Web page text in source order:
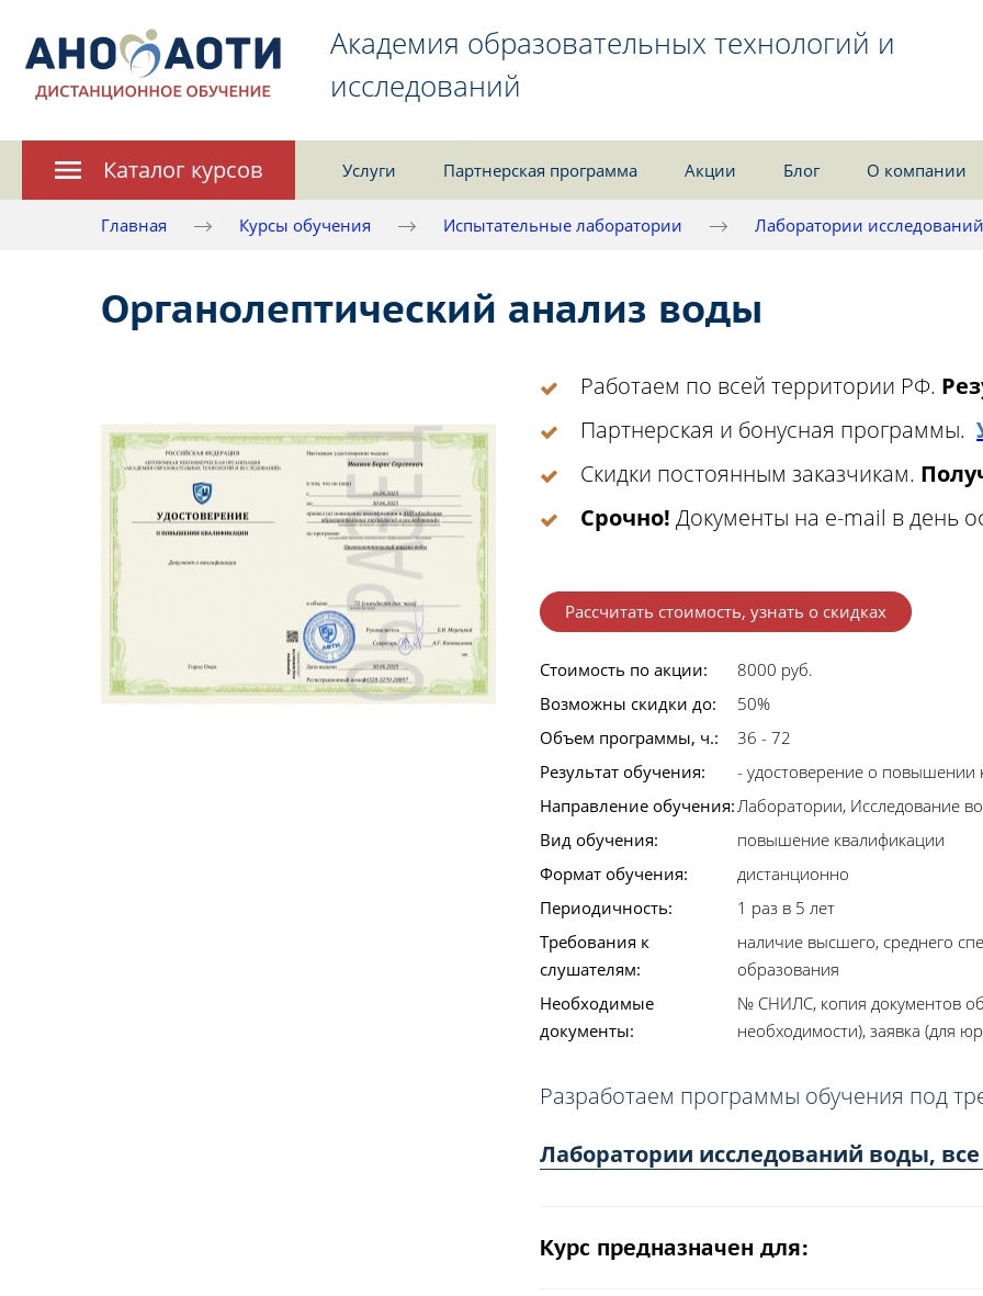
Академия образовательных технологий и
исследований
Каталог курсов Услуги Партнерская программа Акции Блог О компании
Главная Курсы обучения Испытательные лаборатории Лаборатории
Органолептический анализ воды
Работаем по всей территории РФ.
Партнерская и бонусная программы.
Скидки постоянным заказчикам.
Срочно! Документы на e-mail в день
Рассчитать стоимость, узнать о скидках
Стоимость по акции:
8000 руб.
Возможны скидки до:
50%
Объем программы, ч.:
36 - 72
Результат обучения:
- удостоверение о повышении
Направление обучения:Лаборатории, Исследование
Вид обучения:
повышение квалификации
Формат обучения:
дистанционно
Периодичность:
1 раз в 5 лет
Требования к
слушателям:
наличие высшего, среднего
образования
Необходимые
документы:
№ СНИЛС, копия документов
необходимости), заявка (для
Разработаем программы обучения под
Лаборатории исследований воды, все
Курс предназначен для: